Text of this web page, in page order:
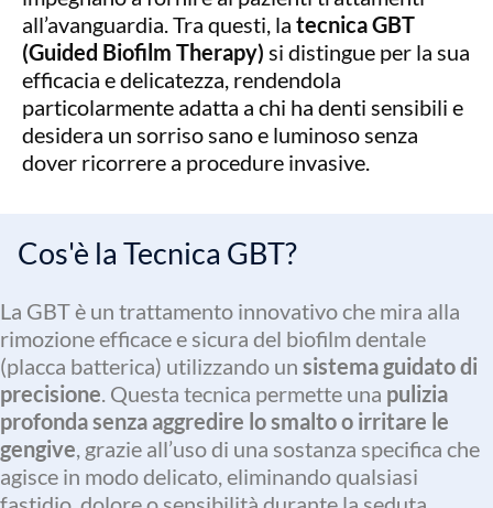
all’avanguardia. Tra questi, la tecnica GBT
(Guided Biofilm Therapy) si distingue per la sua
efficacia e delicatezza, rendendola
particolarmente adatta a chi ha denti sensibili e
desidera un sorriso sano e luminoso senza
dover ricorrere a procedure invasive.
Cos'è la Tecnica GBT?
La GBT è un trattamento innovativo che mira alla
rimozione efficace e sicura del biofilm dentale
(placca batterica) utilizzando un sistema guidato di
precisione. Questa tecnica permette una pulizia
profonda senza aggredire lo smalto o irritare le
gengive, grazie all’uso di una sostanza specifica che
agisce in modo delicato, eliminando qualsiasi